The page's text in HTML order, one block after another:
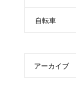
自転車
アーカイブ